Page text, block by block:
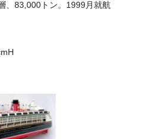
Metal)
Commercial Transaction Law)
83,000トン。1999月就航